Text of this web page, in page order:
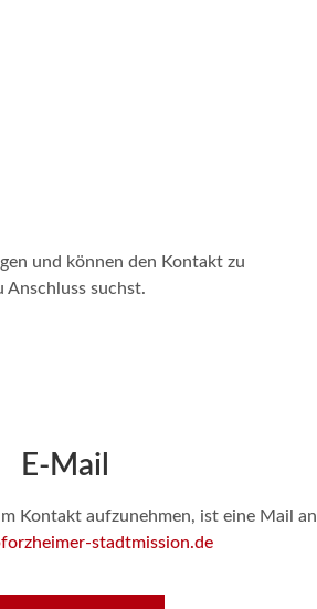
und können den Kontakt zu
Anschluss suchst.
E-Mail
Kontakt aufzunehmen, ist eine Mail an
stadtmission.de